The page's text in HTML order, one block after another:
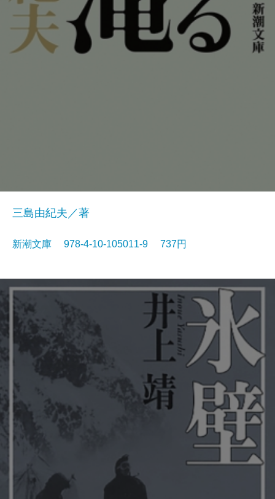
三島由紀夫／著
新潮文庫 978-4-10-105011-9 737円